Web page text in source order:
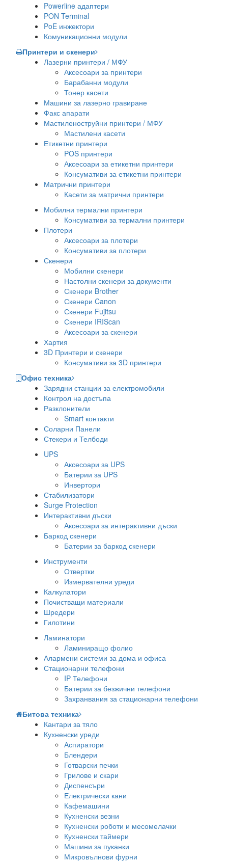
Powerline адаптери
PON Terminal
PoE инжектори
Комуникационни модули
Принтери и скенери
Лазерни принтери / МФУ
Аксесоари за принтери
Барабанни модули
Тонер касети
Машини за лазерно гравиране
Факс апарати
Мастиленоструйни принтери / МФУ
Мастилени касети
Етикетни принтери
POS принтери
Аксесоари за етикетни принтери
Консумативи за етикетни принтери
Матрични принтери
Касети за матрични принтери
Мобилни термални принтери
Консумативи за термални принтери
Плотери
Аксесоари за плотери
Консумативи за плотери
Скенери
Мобилни скенери
Настолни скенери за документи
Скенери Brother
Скенери Canon
Скенери Fujitsu
Скенери IRIScan
Аксесоари за скенери
Хартия
3D Принтери и скенери
Консумативи за 3D принтери
Офис техника
Зарядни станции за електромобили
Контрол на достъпа
Разклонители
Smart контакти
Соларни Панели
Стекери и Телбоди
UPS
Аксесоари за UPS
Батерии за UPS
Инвертори
Стабилизатори
Surge Protection
Интерактивни дъски
Аксесоари за интерактивни дъски
Баркод скенери
Батерии за баркод скенери
Инструменти
Отвертки
Измервателни уреди
Калкулатори
Почистващи материали
Шредери
Гилотини
Ламинатори
Ламиниращо фолио
Алармени системи за дома и офиса
Стационарни телефони
IP Телефони
Батерии за безжични телефони
Захранвания за стационарни телефони
Битова техника
Кантари за тяло
Кухненски уреди
Аспиратори
Блендери
Готварски печки
Грилове и скари
Диспенсъри
Електрически кани
Кафемашини
Кухненски везни
Кухненски роботи и месомелачки
Кухненски таймери
Машини за пуканки
Микровълнови фурни